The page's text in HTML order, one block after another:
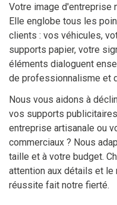
Votre image d'entreprise
Elle englobe tous les
clients : vos véhicules,
supports papier, votre
éléments dialoguent
de professionnalisme et
Nous vous aidons à
vos supports
entreprise artisanale ou
commerciaux ? Nous
taille et à votre budget.
attention aux détails et le
réussite fait notre fierté.